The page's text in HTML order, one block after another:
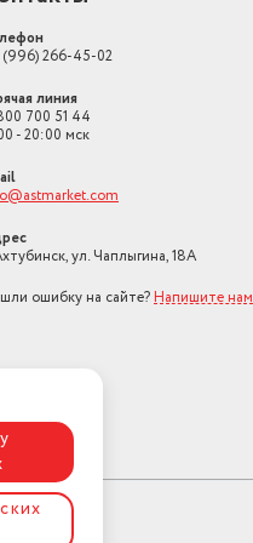
266-45-02
линия
700 51 44
- 20:00 мск
ул. Чаплыгина, 18А
ошибку на сайте? Напишите нам